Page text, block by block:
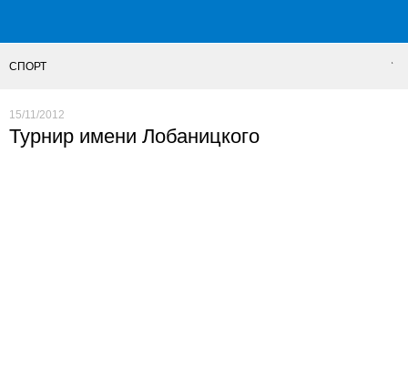
СПОРТ
15/11/2012
Турнир имени Лобаницкого